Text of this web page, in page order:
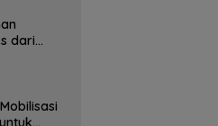
dari